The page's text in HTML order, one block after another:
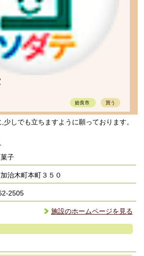
姶良市 買う
少しでも立ちますように願っております。
子
治木町本町３５０
2505
施設のホームページを見る